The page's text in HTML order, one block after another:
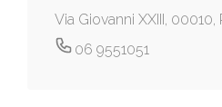
Via Giovanni XXIII, 00010,
06 9551051